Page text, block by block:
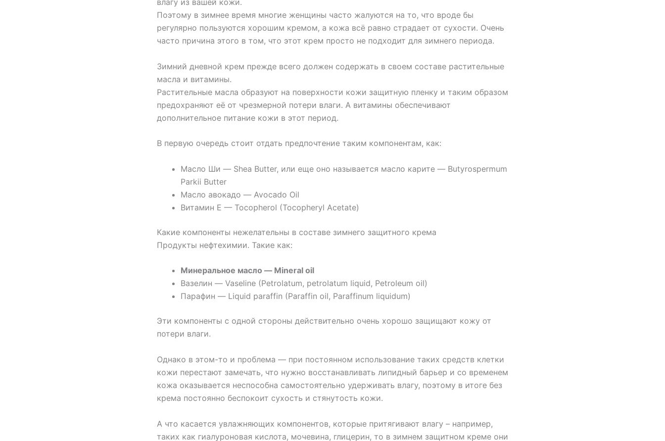
влагу из вашей кожи.
Поэтому в зимнее время многие женщины часто жалуются на то, что вроде бы
регулярно пользуются хорошим кремом, а кожа всё равно страдает от сухости. Очень
часто причина этого в том, что этот крем просто не подходит для зимнего периода.
Зимний дневной крем прежде всего должен содержать в своем составе растительные
масла и витамины.
Растительные масла образуют на поверхности кожи защитную пленку и таким образом
предохраняют её от чрезмерной потери влаги. А витамины обеспечивают
дополнительное питание кожи в этот период.
В первую очередь стоит отдать предпочтение таким компонентам, как:
Масло Ши — Shea Butter, или еще оно называется масло карите — Butyrospermum
Parkii Butter
Масло авокадо — Avocado Oil
Витамин Е — Tocopherol (Tocopheryl Acetate)
Какие компоненты нежелательны в составе зимнего защитного крема
Продукты нефтехимии. Такие как:
Минеральное масло — Mineral oil
Вазелин — Vaseline (Petrolatum, petrolatum liquid, Petroleum oil)
Парафин — Liquid paraffin (Paraffin oil, Paraffinum liquidum)
Эти компоненты с одной стороны действительно очень хорошо защищают кожу от
потери влаги.
Однако в этом-то и проблема — при постоянном использование таких средств клетки
кожи перестают замечать, что нужно восстанавливать липидный барьер и со временем
кожа оказывается неспособна самостоятельно удерживать влагу, поэтому в итоге без
крема постоянно беспокоит сухость и стянутость кожи.
А что касается увлажняющих компонентов, которые притягивают влагу – например,
таких как гиалуроновая кислота, мочевина, глицерин, то в зимнем защитном креме они